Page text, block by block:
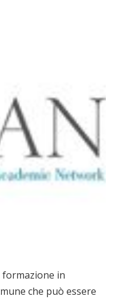
formazione in
che può essere